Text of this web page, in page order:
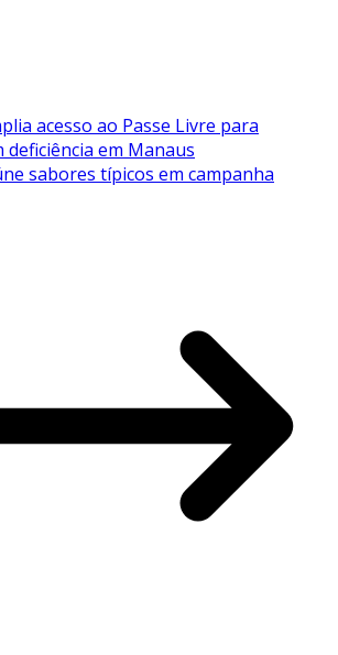
acesso ao Passe Livre para
deficiência em Manaus
sabores típicos em campanha